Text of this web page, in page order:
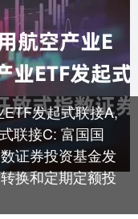
发起式联接A,
联接C: 富国国
证券投资基金发
换和定期定额投